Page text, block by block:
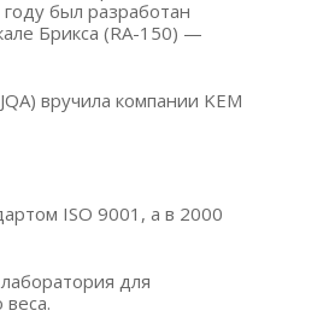
был разработан
Брикса (RA-150) —
вручила компании KEM
ISO 9001, а в 2000
для